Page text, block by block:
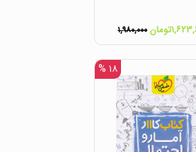
۱,۹۸۰,۰۰۰
۱۸ %